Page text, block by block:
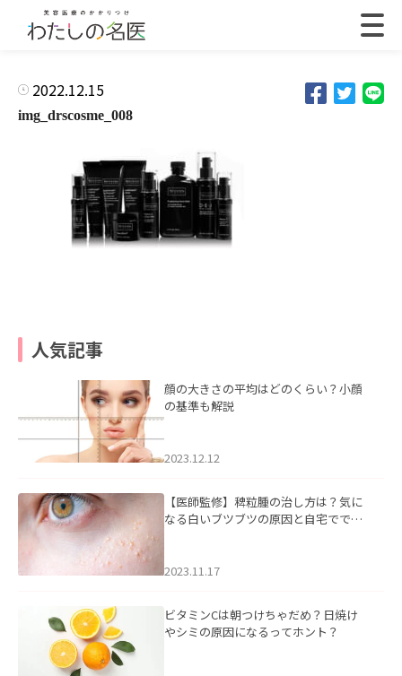
2022.12.15
img_drscosme_008
人気記事
顔の大きさの平均はどのくらい？小顔
の基準も解説
2023.12.12
【医師監修】稗粒腫の治し方は？気に
なる白いブツブツの原因と自宅ででき
2023.11.17
ビタミンCは朝つけちゃだめ？日焼け
やシミの原因になるってホント？